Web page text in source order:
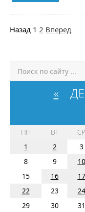
Назад 1 2 Вперед
«
ПН ВТ СР
1
2 3
8
9 10
15
16 17
22
23 24
29
30 31